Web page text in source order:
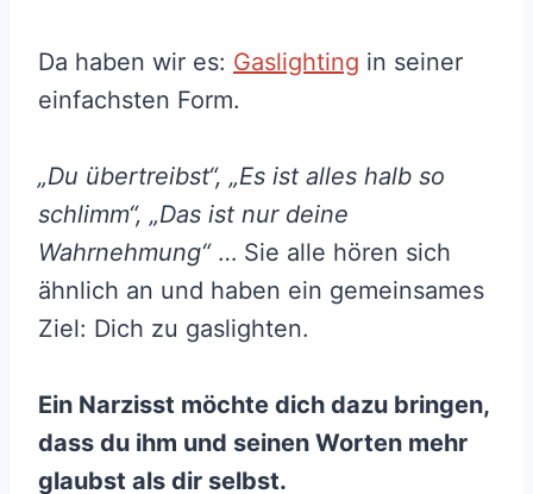
Da haben wir es: Gaslighting in seiner
einfachsten Form.
„Du übertreibst“, „Es ist alles halb so
schlimm“, „Das ist nur deine
Wahrnehmung“ … Sie alle hören sich
ähnlich an und haben ein gemeinsames
Ziel: Dich zu gaslighten.
Ein Narzisst möchte dich dazu bringen,
dass du ihm und seinen Worten mehr
glaubst als dir selbst.